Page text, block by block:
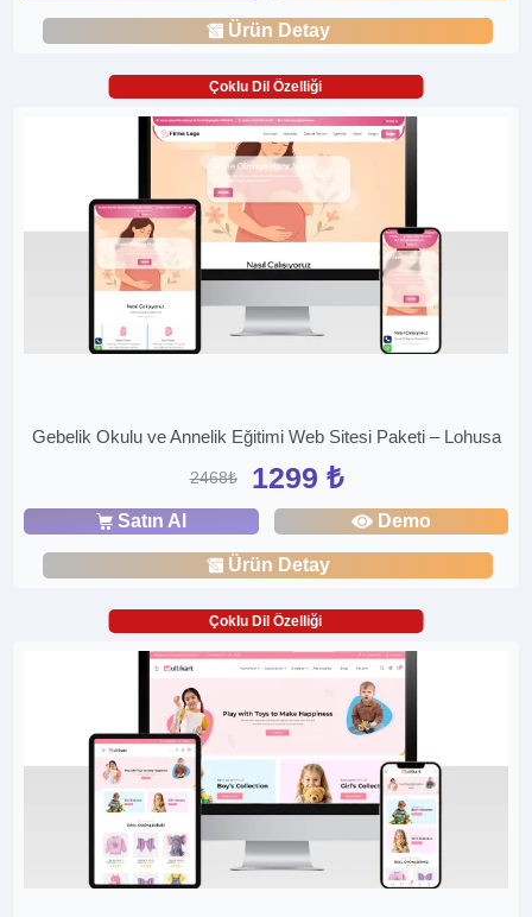
Ürün Detay
Çoklu Dil Özelliği
Gebelik Okulu ve Annelik Eğitimi Web Sitesi Paketi – Lohusa
2468₺ 1299 ₺
Satın Al Demo
Ürün Detay
Çoklu Dil Özelliği